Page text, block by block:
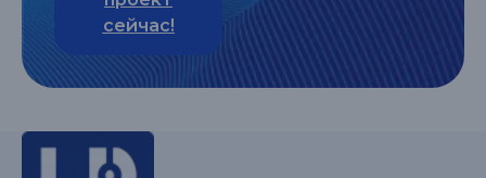
сейчас!